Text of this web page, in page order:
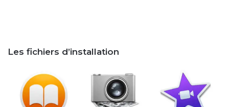
Les fichiers d’installation